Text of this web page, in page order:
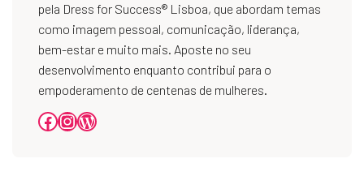
pela Dress for Success® Lisboa, que abordam temas
como imagem pessoal, comunicação, liderança,
bem-estar e muito mais. Aposte no seu
desenvolvimento enquanto contribui para o
empoderamento de centenas de mulheres.